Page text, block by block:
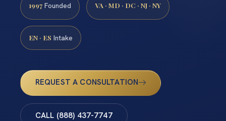
1997 Founded VA · MD · DC · NJ · NY
EN · ES Intake
REQUEST A CONSULTATION
CALL (888) 437-7747